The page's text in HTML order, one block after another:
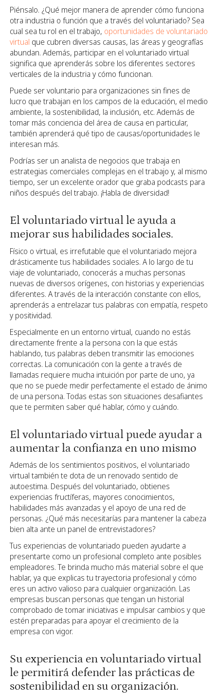
Piénsalo. ¿Qué mejor manera de aprender cómo funciona
otra industria o función que a través del voluntariado? Sea
cual sea tu rol en el trabajo, oportunidades de voluntariado
virtual que cubren diversas causas, las áreas y geografías
abundan. Además, participar en el voluntariado virtual
significa que aprenderás sobre los diferentes sectores
verticales de la industria y cómo funcionan.
Puede ser voluntario para organizaciones sin fines de
lucro que trabajan en los campos de la educación, el medio
ambiente, la sostenibilidad, la inclusión, etc. Además de
tomar más conciencia del área de causa en particular,
también aprenderá qué tipo de causas/oportunidades le
interesan más.
Podrías ser un analista de negocios que trabaja en
estrategias comerciales complejas en el trabajo y, al mismo
tiempo, ser un excelente orador que graba podcasts para
niños después del trabajo. ¡Habla de diversidad!
El voluntariado virtual le ayuda a
mejorar sus habilidades sociales.
Físico o virtual, es irrefutable que el voluntariado mejora
drásticamente tus habilidades sociales. A lo largo de tu
viaje de voluntariado, conocerás a muchas personas
nuevas de diversos orígenes, con historias y experiencias
diferentes. A través de la interacción constante con ellos,
aprenderás a entrelazar tus palabras con empatía, respeto
y positividad.
Especialmente en un entorno virtual, cuando no estás
directamente frente a la persona con la que estás
hablando, tus palabras deben transmitir las emociones
correctas. La comunicación con la gente a través de
llamadas requiere mucha intuición por parte de uno, ya
que no se puede medir perfectamente el estado de ánimo
de una persona. Todas estas son situaciones desafiantes
que te permiten saber qué hablar, cómo y cuándo.
El voluntariado virtual puede ayudar a
aumentar la confianza en uno mismo
Además de los sentimientos positivos, el voluntariado
virtual también te dota de un renovado sentido de
autoestima. Después del voluntariado, obtienes
experiencias fructíferas, mayores conocimientos,
habilidades más avanzadas y el apoyo de una red de
personas. ¿Qué más necesitarías para mantener la cabeza
bien alta ante un panel de entrevistadores?
Tus experiencias de voluntariado pueden ayudarte a
presentarte como un profesional completo ante posibles
empleadores. Te brinda mucho más material sobre el que
hablar, ya que explicas tu trayectoria profesional y cómo
eres un activo valioso para cualquier organización. Las
empresas buscan personas que tengan un historial
comprobado de tomar iniciativas e impulsar cambios y que
estén preparadas para apoyar el crecimiento de la
empresa con vigor.
Su experiencia en voluntariado virtual
le permitirá defender las prácticas de
sostenibilidad en su organización.